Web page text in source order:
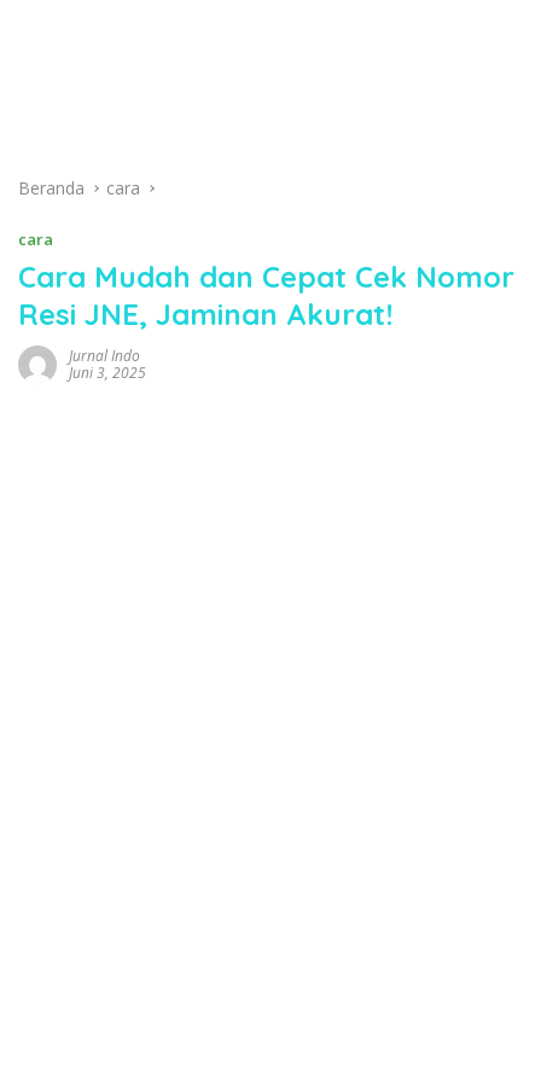
Beranda cara
cara
Cara Mudah dan Cepat Cek Nomor
Resi JNE, Jaminan Akurat!
Jurnal Indo
Juni 3, 2025